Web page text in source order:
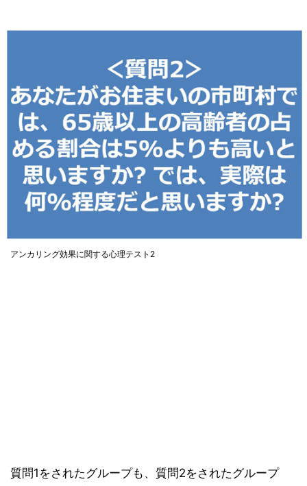
アンカリング効果に関する心理テスト2
質問1をされたグループも、質問2をされたグループ